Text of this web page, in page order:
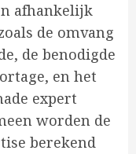
afhankelijk
de omvang
de benodigde
en het
expert
worden de
berekend